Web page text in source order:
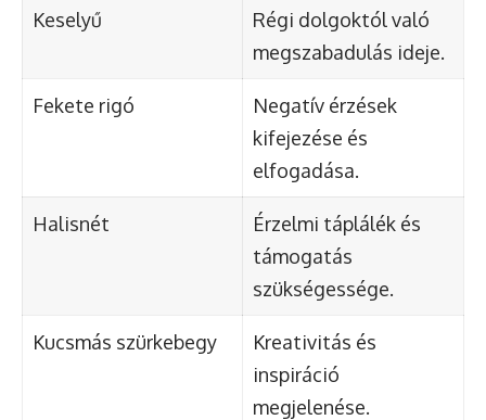
Keselyű
Régi dolgoktól való
megszabadulás ideje.
Fekete rigó
Negatív érzések
kifejezése és
elfogadása.
Halisnét
Érzelmi táplálék és
támogatás
szükségessége.
Kucsmás szürkebegy
Kreativitás és
inspiráció
megjelenése.